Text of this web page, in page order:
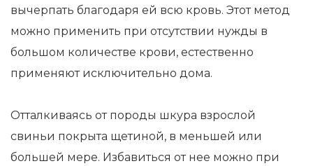
вычерпать благодаря ей всю кровь. Этот метод
можно применить при отсутствии нужды в
большом количестве крови, естественно
применяют исключительно дома.
Отталкиваясь от породы шкура взрослой
свиньи покрыта щетиной, в меньшей или
большей мере. Избавиться от нее можно при